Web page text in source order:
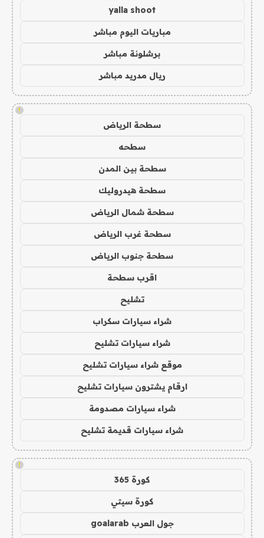
yalla shoot
مباريات اليوم مباشر
برشلونة مباشر
ريال مدريد مباشر
!
سطحة الرياض
سطحه
سطحة بين المدن
سطحة هيدروليك
سطحة شمال الرياض
سطحة غرب الرياض
سطحة جنوب الرياض
اقرب سطحة
تشليح
شراء سيارات سكراب
شراء سيارات تشليح
موقع شراء سيارات تشليح
ارقام يشترون سيارات تشليح
شراء سيارات مصدومة
شراء سيارات قديمة تشليح
!
كورة 365
كورة سيتي
جول العرب goalarab